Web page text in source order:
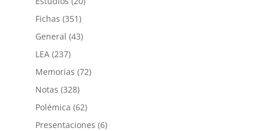
Fichas (351)
General (43)
LEA(237)
Memorias (72)
Notas (328)
Polémica (62)
Presentaciones (6)